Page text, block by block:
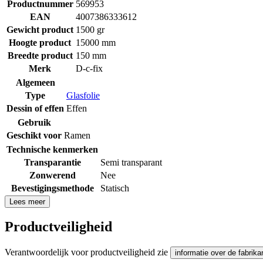
Productnummer 569953
EAN
4007386333612
Gewicht product 1500 gr
Hoogte product 15000 mm
Breedte product 150 mm
Merk
D-c-fix
Algemeen
Type
Glasfolie
Dessin of effen Effen
Gebruik
Geschikt voor Ramen
Technische kenmerken
Transparantie
Semi transparant
Zonwerend
Nee
Bevestigingsmethode
Statisch
Lees meer
Productveiligheid
Verantwoordelijk voor productveiligheid zie informatie over de